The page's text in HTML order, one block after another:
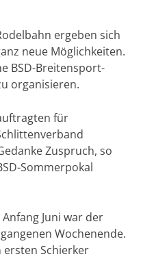
ergeben sich
neue Möglichkeiten.
BSD-Breitensport-
organisieren.
für
Zuspruch, so
Sommerpokal
Juni war der
Wochenende.
ersten Schierker